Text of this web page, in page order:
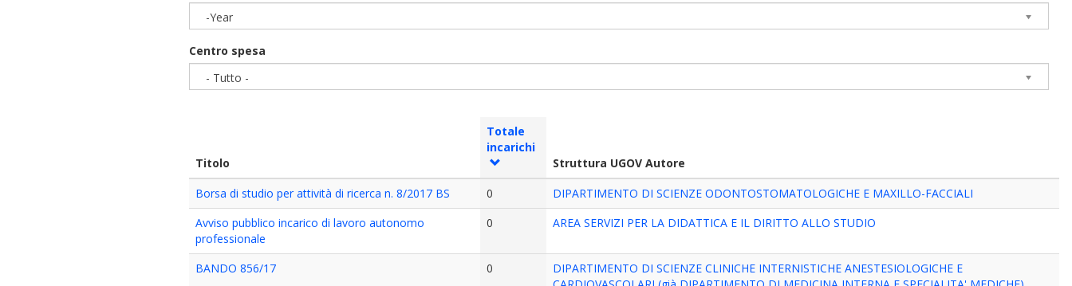
-Year
Centro spesa
- Tutto -
Titolo
Totale
incarichi
Struttura UGOV Autore
Borsa di studio per attività di ricerca n. 8/2017 BS
0
DIPARTIMENTO DI SCIENZE ODONTOSTOMATOLOGICHE E MAXILLO-FACCIALI
Avviso pubblico incarico di lavoro autonomo
professionale
0 AREA SERVIZI PER LA DIDATTICA E IL DIRITTO ALLO STUDIO
BANDO 856/17 0
DIPARTIMENTO DI SCIENZE CLINICHE INTERNISTICHE ANESTESIOLOGICHE E